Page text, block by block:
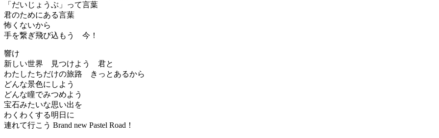
「だいじょうぶ」って言葉
君のためにある言葉
怖くないから
手を繋ぎ飛び込もう 今！
響け
新しい世界 見つけよう 君と
わたしたちだけの旅路 きっとあるから
どんな景色にしよう
どんな瞳でみつめよう
宝石みたいな思い出を
わくわくする明日に
連れて行こう Brand new Pastel Road！